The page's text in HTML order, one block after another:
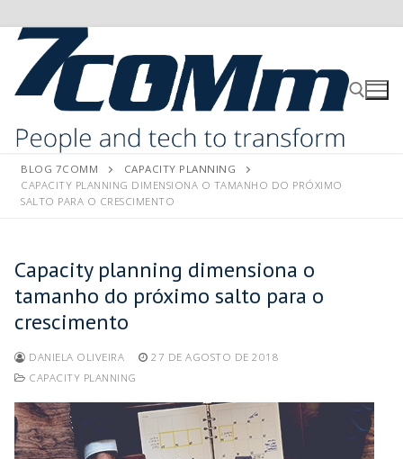
BLOG 7COMM
CAPACITY PLANNING
CAPACITY PLANNING DIMENSIONA O TAMANHO DO PRÓXIMO
SALTO PARA O CRESCIMENTO
Capacity planning dimensiona o
tamanho do próximo salto para o
crescimento
DANIELA OLIVEIRA
27 DE AGOSTO DE 2018
CAPACITY PLANNING